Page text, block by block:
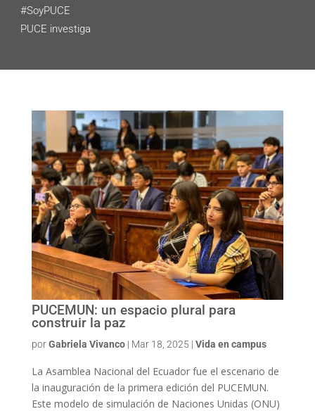
#SoyPUCE
PUCE investiga
PUCEMUN: un espacio plural para
construir la paz
porGabriela Vivanco| Mar 18, 2025 | Vida en campus
La Asamblea Nacional del Ecuador fue el escenario de
la inauguración de la primera edición del PUCEMUN.
Este modelo de simulación de Naciones Unidas (ONU)